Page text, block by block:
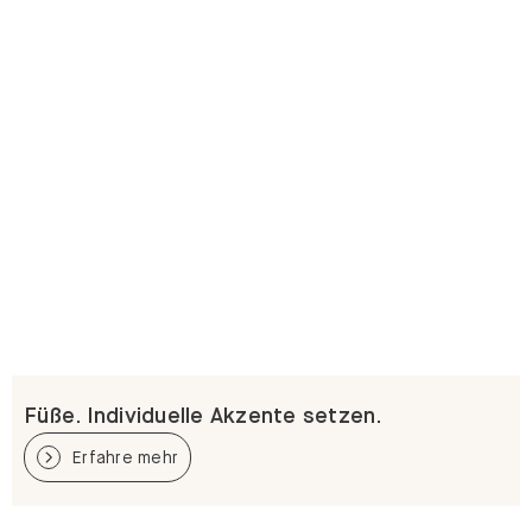
Füße. Individuelle Akzente setzen.
Erfahre mehr